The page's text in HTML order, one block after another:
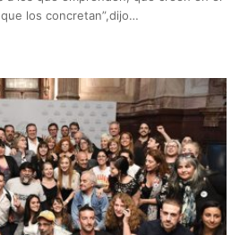
los concretan”,dijo…